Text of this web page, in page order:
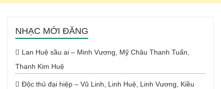
NHẠC MỚI ĐĂNG
Lan Huệ sầu ai – Minh Vương, Mỹ Châu Thanh Tuấn,
Thanh Kim Huệ
Độc thủ đại hiệp – Vũ Linh, Linh Huệ, Linh Vương, Kiều